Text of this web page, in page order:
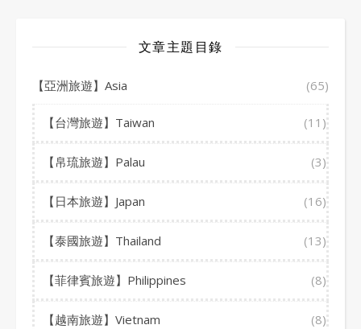
文章主題目錄
【亞洲旅遊】Asia (65)
【台灣旅遊】Taiwan (11)
【帛琉旅遊】Palau (3)
【日本旅遊】Japan (16)
【泰國旅遊】Thailand (13)
【菲律賓旅遊】Philippines (8)
【越南旅遊】Vietnam (8)